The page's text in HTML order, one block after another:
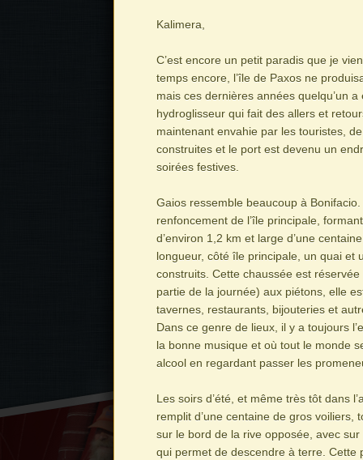
Kalimera,
C’est encore un petit paradis que je
temps encore, l’île de Paxos ne
mais ces dernières années quelqu’un a
hydroglisseur qui fait des allers et
maintenant envahie par les touristes,
construites et le port est devenu un
soirées festives.
Gaios ressemble beaucoup à
renfoncement de l’île principale,
d’environ 1,2 km et large d’une
longueur, côté île principale, un quai et
construits. Cette chaussée est
partie de la journée) aux piétons, elle
tavernes, restaurants, bijouteries et
Dans ce genre de lieux, il y a toujours
la bonne musique et où tout le monde
alcool en regardant passer les
Les soirs d’été, et même très tôt dans
remplit d’une centaine de gros voiliers,
sur le bord de la rive opposée, avec sur
qui permet de descendre à terre. Cette